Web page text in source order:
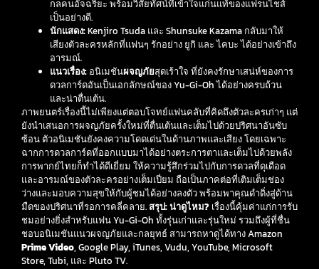
กลคนอัจฉริยะ พร้อมวิสัยทัศน์ที่เข้าใจแก่นแท้ของแฟรนไชส์
เป็นอย่างดี.
นักแสดง:Kenjiro Tsuda และ Shunsuke Kazama กลับมาให้
เสียงตัวละครหลักที่แฟนๆ รักอย่าง ยูกิ และ ไคบะ ได้อย่างเข้าถึง
อารมณ์.
แนวเรื่อง: อนิเมชันผจญภัยสุดเร้าใจ ที่ยังคงรักษาเสน่ห์ของการ
ดวลการ์ดอันเป็นเอกลักษณ์ของ Yu-Gi-Oh ได้อย่างครบถ้วน
และน่าตื่นเต้น.
ภาพยนตร์เรื่องนี้ไม่เพียงแต่ตอบโจทย์แฟนคลับที่คิดถึงตัวละครเก่าๆ แต่
ยังนำเสนอการผจญภัยครั้งใหม่ที่ตื่นเต้นและเต็มไปด้วยปริศนาอันซับ
ซ้อน ตัวอนิเมชันยังคงความโดดเด่นในด้านภาพและเสียง โดยเฉพาะ
ฉากการดวลการ์ดที่ออกแบบมาได้อย่างตระการตาและเต็มไปด้วยพลัง
การพากย์ไทยก็ทำได้ดีเยี่ยม ให้ความรู้สึกร่วมไปกับการดวลที่ดุเดือด
และอารมณ์ของตัวละครอย่างเต็มเปี่ยม ถือเป็นภาคต่อที่เติมเต็มช่อง
ว่างและมอบความสุขให้กับผู้ชมได้อย่างลงตัว พร้อมพาคุณดำดิ่งสู่ด้าน
มืดของปริศนาที่รอการคลี่คลาย.สรุป: น่าดูไหม? เรื่องนี้คุ้มค่าแก่การรับ
ชมอย่างยิ่งสำหรับแฟน Yu-Gi-Oh ทั้งรุ่นเก่าและรุ่นใหม่ รวมถึงผู้ที่ชื่น
ชอบอนิเมชันแนวผจญภัยและกลยุทธ์ สามารถหาดูได้ทาง Amazon
Prime Video, Google Play, iTunes, Vudu, YouTube, Microsoft
Store, Tubi, และ Pluto TV.